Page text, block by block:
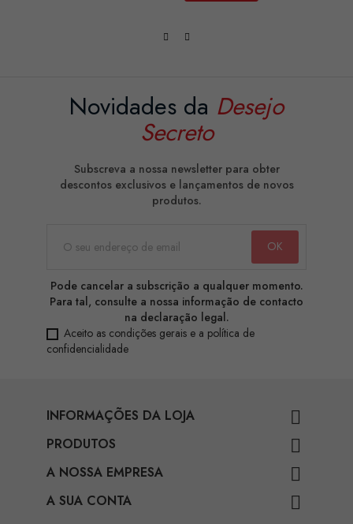
Novidades da Desejo
Secreto
Subscreva a nossa newsletter para obter
descontos exclusivos e lançamentos de novos
produtos.
Pode cancelar a subscrição a qualquer momento.
Para tal, consulte a nossa informação de contacto
na declaração legal.
Aceito as condições gerais e a política de
confidencialidade
INFORMAÇÕES DA LOJA 
PRODUTOS 
A NOSSA EMPRESA 
A SUA CONTA 